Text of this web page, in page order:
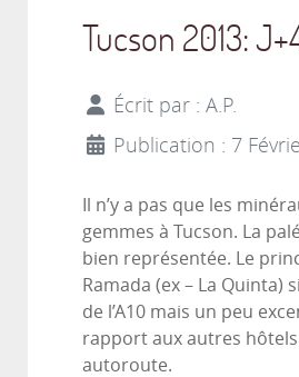
Tucson 2013:
Écrit par : A.P.
Publication : 7
Il n’y a pas que les
gemmes à Tucson. La
bien représentée. Le
Ramada (ex – La Quinta)
de l’A10 mais un peu
rapport aux autres
autoroute.